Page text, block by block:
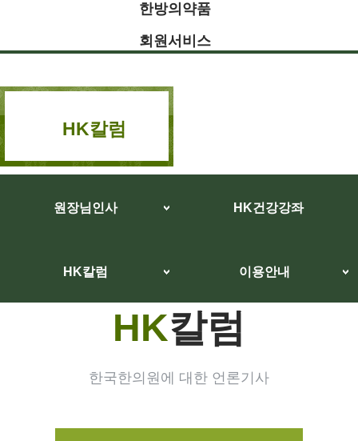
한방의약품
회원서비스
HK칼럼
원장님인사 HK건강강좌
HK칼럼 이용안내
HK칼럼
한국한의원에 대한 언론기사